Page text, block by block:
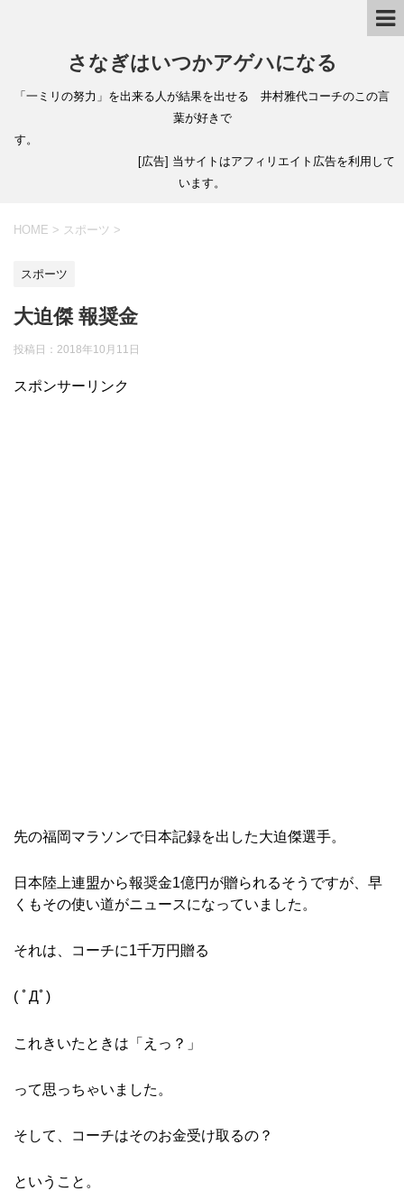
さなぎはいつかアゲハになる
「一ミリの努力」を出来る人が結果を出せる 井村雅代コーチのこの言
葉が好きで
す。
[広告] 当サイトはアフィリエイト広告を利用して
います。
HOME > スポーツ >
スポーツ
大迫傑 報奨金
投稿日： 2018年10月11日
スポンサーリンク
先の福岡マラソンで日本記録を出した大迫傑選手。
日本陸上連盟から報奨金1億円が贈られるそうですが、早
くもその使い道がニュースになっていました。
それは、コーチに1千万円贈る
( ﾟДﾟ)
これきいたときは「えっ？」
って思っちゃいました。
そして、コーチはそのお金受け取るの？
ということ。